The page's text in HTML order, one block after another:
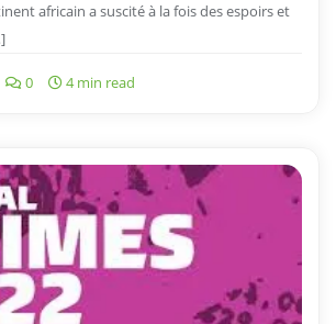
africain a suscité à la fois des espoirs et
0 4 min read